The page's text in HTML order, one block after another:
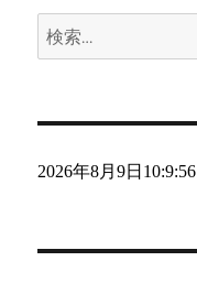
検
索:
2026年8月9日 10:9:57